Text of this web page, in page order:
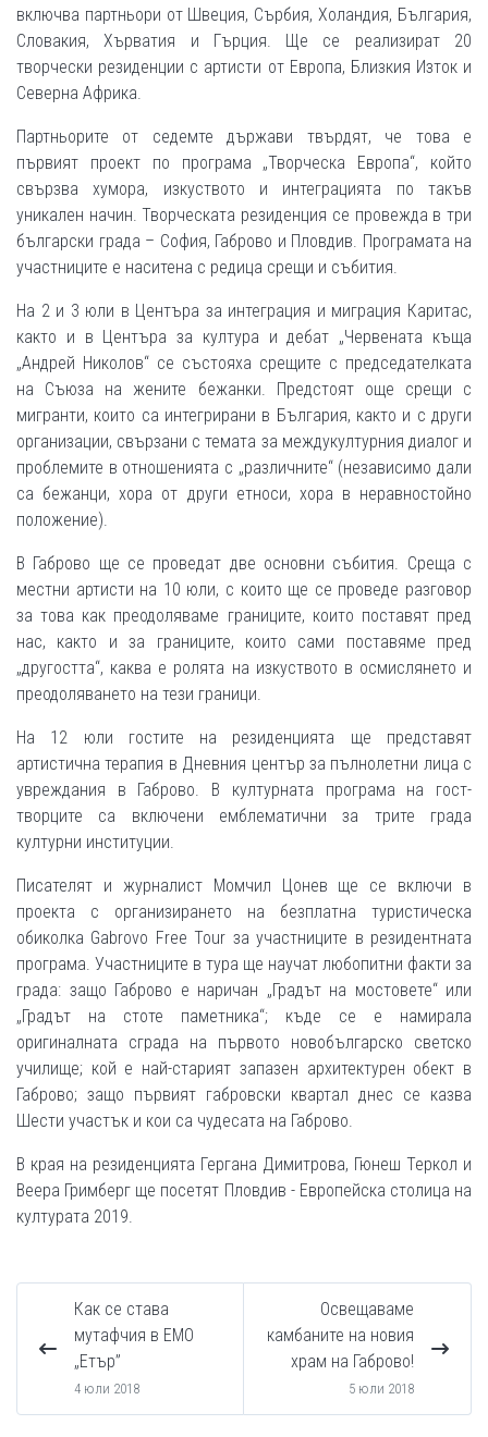
включва партньори от Швеция, Сърбия, Холандия, България,
Словакия, Хърватия и Гърция. Ще се реализират 20
творчески резиденции с артисти от Европа, Близкия Изток и
Северна Африка.
Партньорите от седемте държави твърдят, че това е
първият проект по програма „Творческа Европа“, който
свързва хумора, изкуството и интеграцията по такъв
уникален начин. Творческата резиденция се провежда в три
български града – София, Габрово и Пловдив. Програмата на
участниците е наситена с редица срещи и събития.
На 2 и 3 юли в Центъра за интеграция и миграция Каритас,
както и в Центъра за култура и дебат „Червената къща
„Андрей Николов“ се състояха срещите с председателката
на Съюза на жените бежанки. Предстоят още срещи с
мигранти, които са интегрирани в България, както и с други
организации, свързани с темата за междукултурния диалог и
проблемите в отношенията с „различните“ (независимо дали
са бежанци, хора от други етноси, хора в неравностойно
положение).
В Габрово ще се проведат две основни събития. Среща с
местни артисти на 10 юли, с които ще се проведе разговор
за това как преодоляваме границите, които поставят пред
нас, както и за границите, които сами поставяме пред
„другостта“, каква е ролята на изкуството в осмислянето и
преодоляването на тези граници.
На 12 юли гостите на резиденцията ще представят
артистична терапия в Дневния център за пълнолетни лица с
увреждания в Габрово. В културната програма на гост-
творците са включени емблематични за трите града
културни институции.
Писателят и журналист Момчил Цонев ще се включи в
проекта с организирането на безплатна туристическа
обиколка Gabrovo Free Tour за участниците в резидентната
програма. Участниците в тура ще научат любопитни факти за
града: защо Габрово е наричан „Градът на мостовете“ или
„Градът на стоте паметника“; къде се е намирала
оригиналната сграда на първото новобългарско светско
училище; кой е най-старият запазен архитектурен обект в
Габрово; защо първият габровски квартал днес се казва
Шести участък и кои са чудесата на Габрово.
В края на резиденцията Гергана Димитрова, Гюнеш Теркол и
Веера Гримберг ще посетят Пловдив - Европейска столица на
културата 2019.
Как се става
мутафчия в ЕМО
„Етър”
4 юли 2018
Освещаваме
камбаните на новия
храм на Габрово!
5 юли 2018